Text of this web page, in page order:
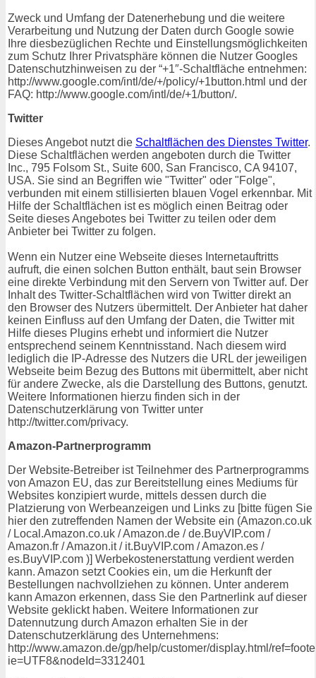
Zweck und Umfang der Datenerhebung und die weitere
Verarbeitung und Nutzung der Daten durch Google sowie
Ihre diesbezüglichen Rechte und Einstellungsmöglichkeiten
zum Schutz Ihrer Privatsphäre können die Nutzer Googles
Datenschutzhinweisen zu der “+1″-Schaltfläche entnehmen:
http://www.google.com/intl/de/+/policy/+1button.html und der
FAQ: http://www.google.com/intl/de/+1/button/.
Twitter
Dieses Angebot nutzt die Schaltflächen des Dienstes Twitter.
Diese Schaltflächen werden angeboten durch die Twitter
Inc., 795 Folsom St., Suite 600, San Francisco, CA 94107,
USA. Sie sind an Begriffen wie "Twitter" oder "Folge",
verbunden mit einem stillisierten blauen Vogel erkennbar. Mit
Hilfe der Schaltflächen ist es möglich einen Beitrag oder
Seite dieses Angebotes bei Twitter zu teilen oder dem
Anbieter bei Twitter zu folgen.
Wenn ein Nutzer eine Webseite dieses Internetauftritts
aufruft, die einen solchen Button enthält, baut sein Browser
eine direkte Verbindung mit den Servern von Twitter auf. Der
Inhalt des Twitter-Schaltflächen wird von Twitter direkt an
den Browser des Nutzers übermittelt. Der Anbieter hat daher
keinen Einfluss auf den Umfang der Daten, die Twitter mit
Hilfe dieses Plugins erhebt und informiert die Nutzer
entsprechend seinem Kenntnisstand. Nach diesem wird
lediglich die IP-Adresse des Nutzers die URL der jeweiligen
Webseite beim Bezug des Buttons mit übermittelt, aber nicht
für andere Zwecke, als die Darstellung des Buttons, genutzt.
Weitere Informationen hierzu finden sich in der
Datenschutzerklärung von Twitter unter
http://twitter.com/privacy.
Amazon-Partnerprogramm
Der Website-Betreiber ist Teilnehmer des Partnerprogramms
von Amazon EU, das zur Bereitstellung eines Mediums für
Websites konzipiert wurde, mittels dessen durch die
Platzierung von Werbeanzeigen und Links zu [bitte fügen Sie
hier den zutreffenden Namen der Website ein (Amazon.co.uk
/ Local.Amazon.co.uk / Amazon.de / de.BuyVIP.com /
Amazon.fr / Amazon.it / it.BuyVIP.com / Amazon.es /
es.BuyVIP.com )] Werbekostenerstattung verdient werden
kann. Amazon setzt Cookies ein, um die Herkunft der
Bestellungen nachvollziehen zu können. Unter anderem
kann Amazon erkennen, dass Sie den Partnerlink auf dieser
Website geklickt haben. Weitere Informationen zur
Datennutzung durch Amazon erhalten Sie in der
Datenschutzerklärung des Unternehmens:
http://www.amazon.de/gp/help/customer/display.html/
ie=UTF8&nodeId=3312401